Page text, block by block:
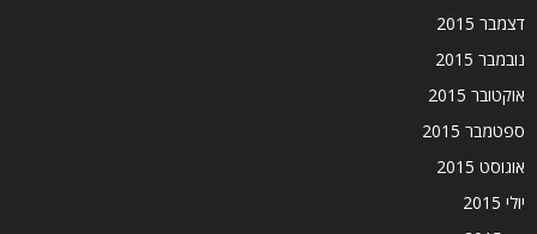
דצמבר 2015
נובמבר 2015
אוקטובר 2015
ספטמבר 2015
אוגוסט 2015
יולי 2015